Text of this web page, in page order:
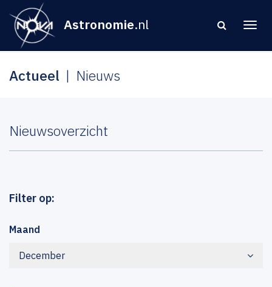
Astronomie.nl
Actueel Nieuws
Nieuwsoverzicht
Filter op:
Maand
December